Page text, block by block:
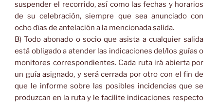
suspender el recorrido, así como las fechas y horarios
de su celebración, siempre que sea anunciado con
ocho días de antelación a la mencionada salida.
B) Todo abonado o socio que asista a cualquier salida
está obligado a atender las indicaciones del/los guías o
monitores correspondientes. Cada ruta irá abierta por
un guía asignado, y será cerrada por otro con el fin de
que le informe sobre las posibles incidencias que se
produzcan en la ruta y le facilite indicaciones respecto